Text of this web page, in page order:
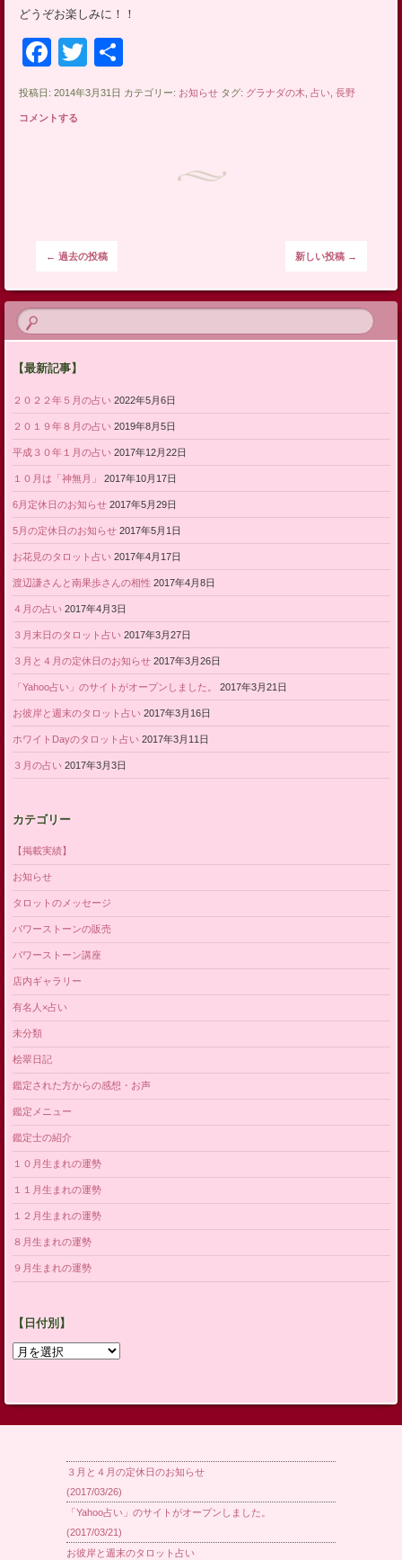
どうぞお楽しみに！！
Facebook
Twitter
有
投稿日: 2014年3月31日 カテゴリー: お知らせ タグ: グラナダの木 ,占い ,長野
コメントする
投稿ナビゲーション
← 過去の投稿 新しい投稿 →
【最新記事】
２０２２年５月の占い 2022年5月6日
２０１９年８月の占い 2019年8月5日
平成３０年１月の占い 2017年12月22日
１０月は「神無月」 2017年10月17日
6月定休日のお知らせ 2017年5月29日
5月の定休日のお知らせ 2017年5月1日
お花見のタロット占い 2017年4月17日
渡辺謙さんと南果歩さんの相性 2017年4月8日
４月の占い 2017年4月3日
３月末日のタロット占い 2017年3月27日
３月と４月の定休日のお知らせ 2017年3月26日
「Yahoo占い」のサイトがオープンしました。 2017年3月21日
お彼岸と週末のタロット占い 2017年3月16日
ホワイトDayのタロット占い 2017年3月11日
３月の占い 2017年3月3日
カテゴリー
【掲載実績】
お知らせ
タロットのメッセージ
パワーストーンの販売
パワーストーン講座
店内ギャラリー
有名人×占い
未分類
桧翠日記
鑑定された方からの感想・お声
鑑定メニュー
鑑定士の紹介
１０月生まれの運勢
１１月生まれの運勢
１２月生まれの運勢
８月生まれの運勢
９月生まれの運勢
【日付別】
【日
３月と４月の定休日のお知らせ
(2017/03/26)
「Yahoo占い」のサイトがオープンしました。
(2017/03/21)
お彼岸と週末のタロット占い